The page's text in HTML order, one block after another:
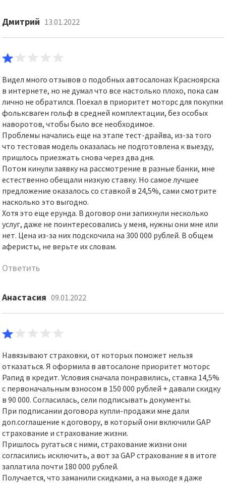
Дмитрий 13.01.2022
Видел много отзывов о подобных автосалонах Красноярска
в интернете, но не думал что все настолько плохо, пока сам
лично не обратился. Поехал в приоритет моторс для покупки
фольксваген гольф в средней комплектации, без особых
наворотов, чтобы было все необходимое.
Проблемы начались еще на этапе тест-драйва, из-за того
что тестовая модель оказалась не подготовлена к выезду,
пришлось приезжать снова через два дня.
Потом кинули заявку на рассмотрение в разные банки, мне
естественно обещали низкую ставку. Но самое лучшее
предложение оказалось со ставкой в 24,5%, сами смотрите
насколько это выгодно.
Хотя это еще ерунда. В договор они запихнули несколько
услуг, даже не поинтересовались у меня, нужны они мне или
нет. Цена из-за них подскочила на 300 000 рублей. В общем
аферисты, не верьте их словам.
Ответить
Анастасия 09.01.2022
Навязывают страховки, от которых поможет нельзя
отказаться. Я оформила в автосалоне приоритет моторс
Рапид в кредит. Условия сначала понравились, ставка 14,5%
с первоначальным взносом в 150 000 рублей + давали скидку
в 90 000. Согласилась, сели подписывать документы.
При подписании договора купли-продажи мне дали
доп.соглашение к договору, в который они включили GAP
страхование и страхование жизни.
Пришлось ругаться с ними, страхование жизни они
согласились исключить, а вот за GAP страхование я в итоге
заплатила почти 180 000 рублей.
Получается, что заманили скидками, а на выходе я даже